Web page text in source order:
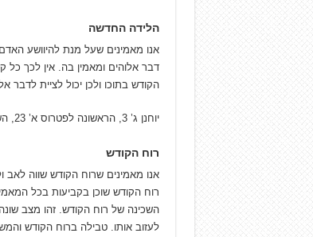
הלידה החדשה
אנו מאמינים שעל מנת להיוושע
דבר אלוהים ומאמין בה. אין לכך
הקודש בתוכו ולכן יכול לציית לדבר
יוחנן ג’ 3, הראשונה לפטרוס א’ 23, השנייה לפטרוס א’ 4, גלטים ב’ 20
רוח הקודש
אנו מאמינים שרוח הקודש שווה לאב
רוח הקודש שוכן בקביעות בכל
השכינה של רוח הקודש. זהו מצב
לעזוב אותו. טבילה ברוח הקודש